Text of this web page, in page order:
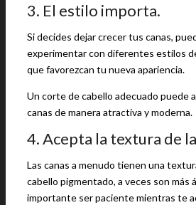
3. El estilo importa.
Si decides dejar crecer tus canas,
experimentar con diferentes estilos
que favorezcan tu nueva apariencia.
Un corte de cabello adecuado puede
canas de manera atractiva y moderna.
4. Acepta la textura de
Las canas a menudo tienen una
cabello pigmentado, a veces son más
importante ser paciente mientras te